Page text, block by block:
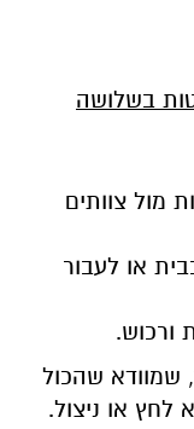
בשלושה
מול צוותים
או לעבור
ורכוש.
שמוודא שהכול
לחץ או ניצול.